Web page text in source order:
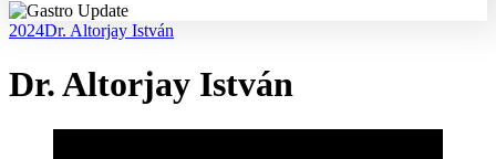
2024Dr. Altorjay István
Dr. Altorjay István